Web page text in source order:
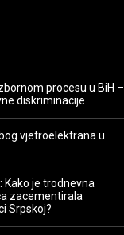
procesu u BiH –
diskriminacije
vjetroelektrana u
Kako je trodnevna
zacementirala
Srpskoj?